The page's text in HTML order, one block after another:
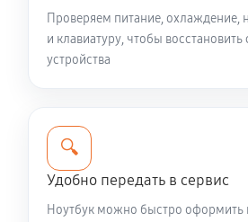
890 руб 50
Установка драйверов ноутбука
JYU4487CN
650 руб
Проверяем питание, охлаждение,
и клавиатуру, чтобы
устройства
🔍
Удобно передать в сервис
Ноутбук можно быстро оформить